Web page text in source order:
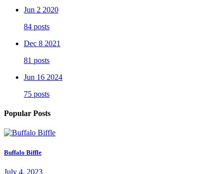
Jun 2 2020
84 posts
Dec 8 2021
81 posts
Jun 16 2024
75 posts
Popular Posts
Buffalo Biffle
July 4, 2023